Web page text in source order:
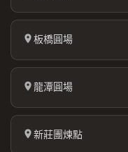
板橋圓場
龍潭圓場
新莊團煉點